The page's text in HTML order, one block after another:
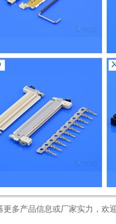
多产品信息或厂家实力，欢